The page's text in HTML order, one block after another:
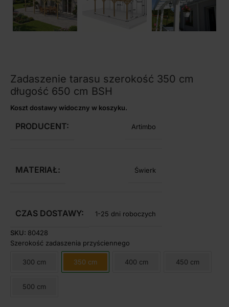
Zadaszenie tarasu szerokość 350 cm
długość 650 cm BSH
Koszt dostawy widoczny w koszyku.
PRODUCENT: Artimbo
MATERIAŁ: Świerk
CZAS DOSTAWY: 1-25 dni roboczych
SKU: 80428
Szerokość zadaszenia przyściennego
300 cm 350 cm 400 cm 450 cm
500 cm